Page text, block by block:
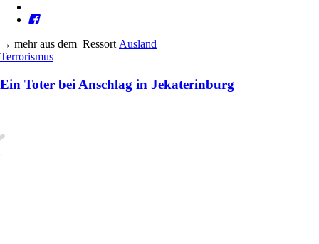
→ mehr aus dem Ressort Ausland
Terrorismus
Ein Toter bei Anschlag in Jekaterinburg